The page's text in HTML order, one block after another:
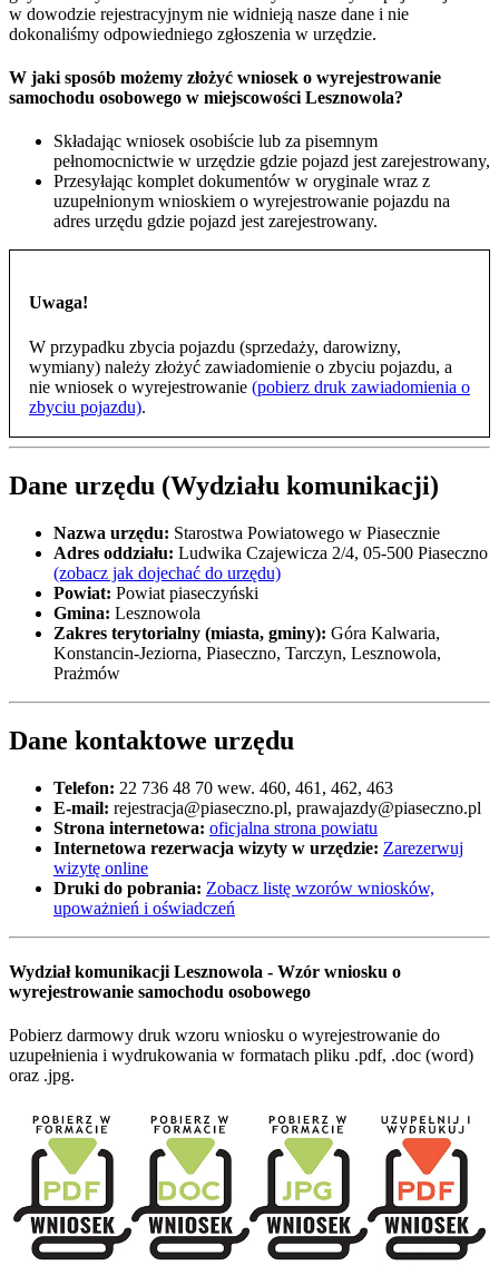
w dowodzie rejestracyjnym nie widnieją nasze dane i nie
dokonaliśmy odpowiedniego zgłoszenia w urzędzie.
W jaki sposób możemy złożyć wniosek o wyrejestrowanie
samochodu osobowego w miejscowości Lesznowola?
Składając wniosek osobiście lub za pisemnym
pełnomocnictwie w urzędzie gdzie pojazd jest zarejestrowany,
Przesyłając komplet dokumentów w oryginale wraz z
uzupełnionym wnioskiem o wyrejestrowanie pojazdu na
adres urzędu gdzie pojazd jest zarejestrowany.
Uwaga!
W przypadku zbycia pojazdu (sprzedaży, darowizny,
wymiany) należy złożyć zawiadomienie o zbyciu pojazdu, a
nie wniosek o wyrejestrowanie (pobierz druk zawiadomienia o
zbyciu pojazdu).
Dane urzędu (Wydziału komunikacji)
Nazwa urzędu: Starostwa Powiatowego w Piasecznie
Adres oddziału: Ludwika Czajewicza 2/4, 05-500 Piaseczno
(zobacz jak dojechać do urzędu)
Powiat: Powiat piaseczyński
Gmina: Lesznowola
Zakres terytorialny (miasta, gminy): Góra Kalwaria,
Konstancin-Jeziorna, Piaseczno, Tarczyn, Lesznowola,
Prażmów
Dane kontaktowe urzędu
Telefon: 22 736 48 70 wew. 460, 461, 462, 463
E-mail: rejestracja@piaseczno.pl, prawajazdy@piaseczno.pl
Strona internetowa: oficjalna strona powiatu
Internetowa rezerwacja wizyty w urzędzie: Zarezerwuj
wizytę online
Druki do pobrania: Zobacz listę wzorów wniosków,
upoważnień i oświadczeń
Wydział komunikacji Lesznowola - Wzór wniosku o
wyrejestrowanie samochodu osobowego
Pobierz darmowy druk wzoru wniosku o wyrejestrowanie do
uzupełnienia i wydrukowania w formatach pliku .pdf, .doc (word)
oraz .jpg.